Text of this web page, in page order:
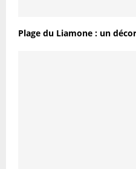
Plage du Liamone : un